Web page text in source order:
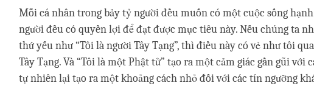
Mỗi cá nhân trong bảy tỷ người đều muốn có một cuộc sống
người đều có quyền lợi để đạt được mục tiêu này. Nếu chúng ta
thứ yếu như “Tôi là người Tây Tạng”, thì điều này có vẻ như tôi
Tây Tạng. Và “Tôi là một Phật tử” tạo ra một cảm giác gần gũi với
tự nhiên lại tạo ra một khoảng cách nhỏ đối với các tín ngưỡng